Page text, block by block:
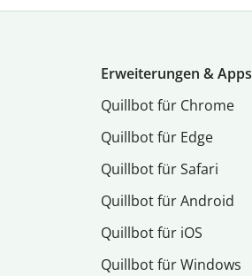
Erweiterungen & Apps
Quillbot für Chrome
Quillbot für Edge
Quillbot für Safari
Quillbot für Android
Quillbot für iOS
Quillbot für Windows